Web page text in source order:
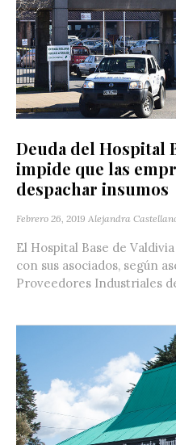
Deuda del Hospital
impide que las
despachar insumos
Febrero 26, 2019 Alejandra
El Hospital Base de
con sus asociados, según
Proveedores Industriales